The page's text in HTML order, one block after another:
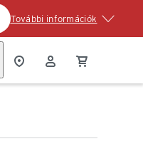
További információk